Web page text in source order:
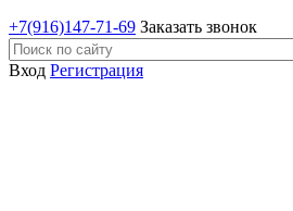
+7(916)147-71-69 Заказать звонок
Вход Регистрация